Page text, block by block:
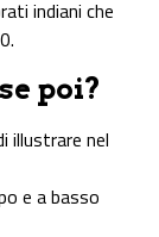
indiani che
poi?
illustrare nel
e a basso